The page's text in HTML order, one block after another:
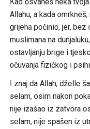
Allahu, a kada
grijeha počinio, jer,
muslimana na
ostavljanju brige i
očuvanja fizičkog i
I znaj da Allah, dželle
selam, osim nakon
nije izašao iz zatvora
selam, nije spašen iz